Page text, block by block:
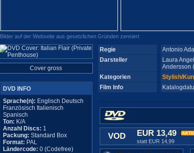
Bilder auf der Webseite aus gesetzlichen Gründen zensiert
Cover gross
DVD INFO
Sprache(n): Englisch Deutsch
Französisch Italienisch
Spanisch
Ton: K/A
Anzahl Discs: 1
Packung: Standard Box
Format: PAL
Ländercode: 0 (Codefree)
Regie
Antonio
Darsteller
Laura
Andersson
Kategorien
Stylish/
Film Info
VOD EUR 13,49
statt EUR 14,99